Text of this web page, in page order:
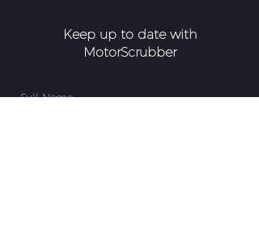
Keep up to date with
MotorScrubber